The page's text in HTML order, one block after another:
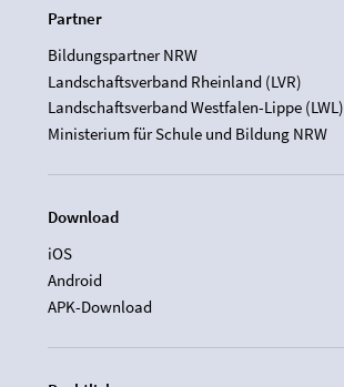
Partner
Bildungspartner NRW
Landschaftsverband Rheinland (LVR)
Landschaftsverband Westfalen-Lippe (LWL)
Ministerium für Schule und Bildung NRW
Download
iOS
Android
APK-Download